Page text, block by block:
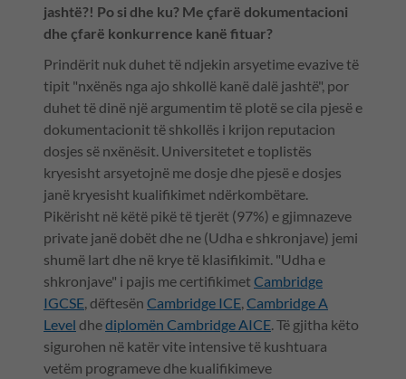
jashtë?! Po si dhe ku? Me çfarë dokumentacioni
dhe çfarë konkurrence kanë fituar?
Prindërit nuk duhet të ndjekin arsyetime evazive të
tipit "nxënës nga ajo shkollë kanë dalë jashtë", por
duhet të dinë një argumentim të plotë se cila pjesë e
dokumentacionit të shkollës i krijon reputacion
dosjes së nxënësit. Universitetet e toplistës
kryesisht arsyetojnë me dosje dhe pjesë e dosjes
janë kryesisht kualifikimet ndërkombëtare.
Pikërisht në këtë pikë të tjerët (97%) e gjimnazeve
private janë dobët dhe ne (Udha e shkronjave) jemi
shumë lart dhe në krye të klasifikimit. "Udha e
shkronjave" i pajis me certifikimetCambridge
IGCSE, dëftesën Cambridge ICE, Cambridge A
Level dhediplomën Cambridge AICE. Të gjitha këto
sigurohen në katër vite intensive të kushtuara
vetëm programeve dhe kualifikimeve